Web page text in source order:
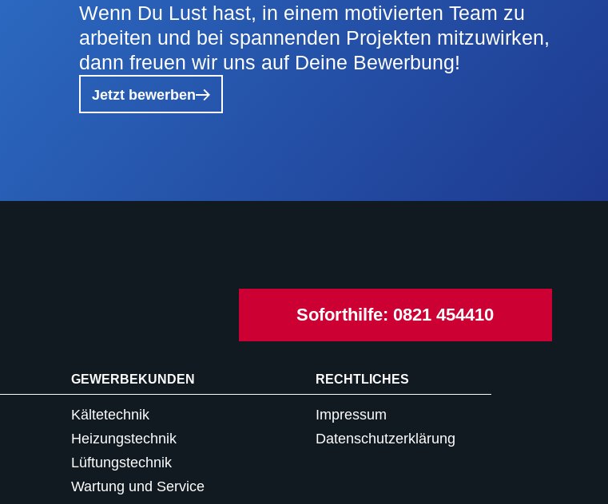
Wenn Du Lust hast, in einem motivierten Team zu
arbeiten und bei spannenden Projekten mitzuwirken,
dann freuen wir uns auf Deine Bewerbung!
Jetzt bewerben
Soforthilfe: 0821 454410
GEWERBEKUNDEN
Kältetechnik
Heizungstechnik
Lüftungstechnik
Wartung und Service
RECHTLICHES
Impressum
Datenschutzerklärung